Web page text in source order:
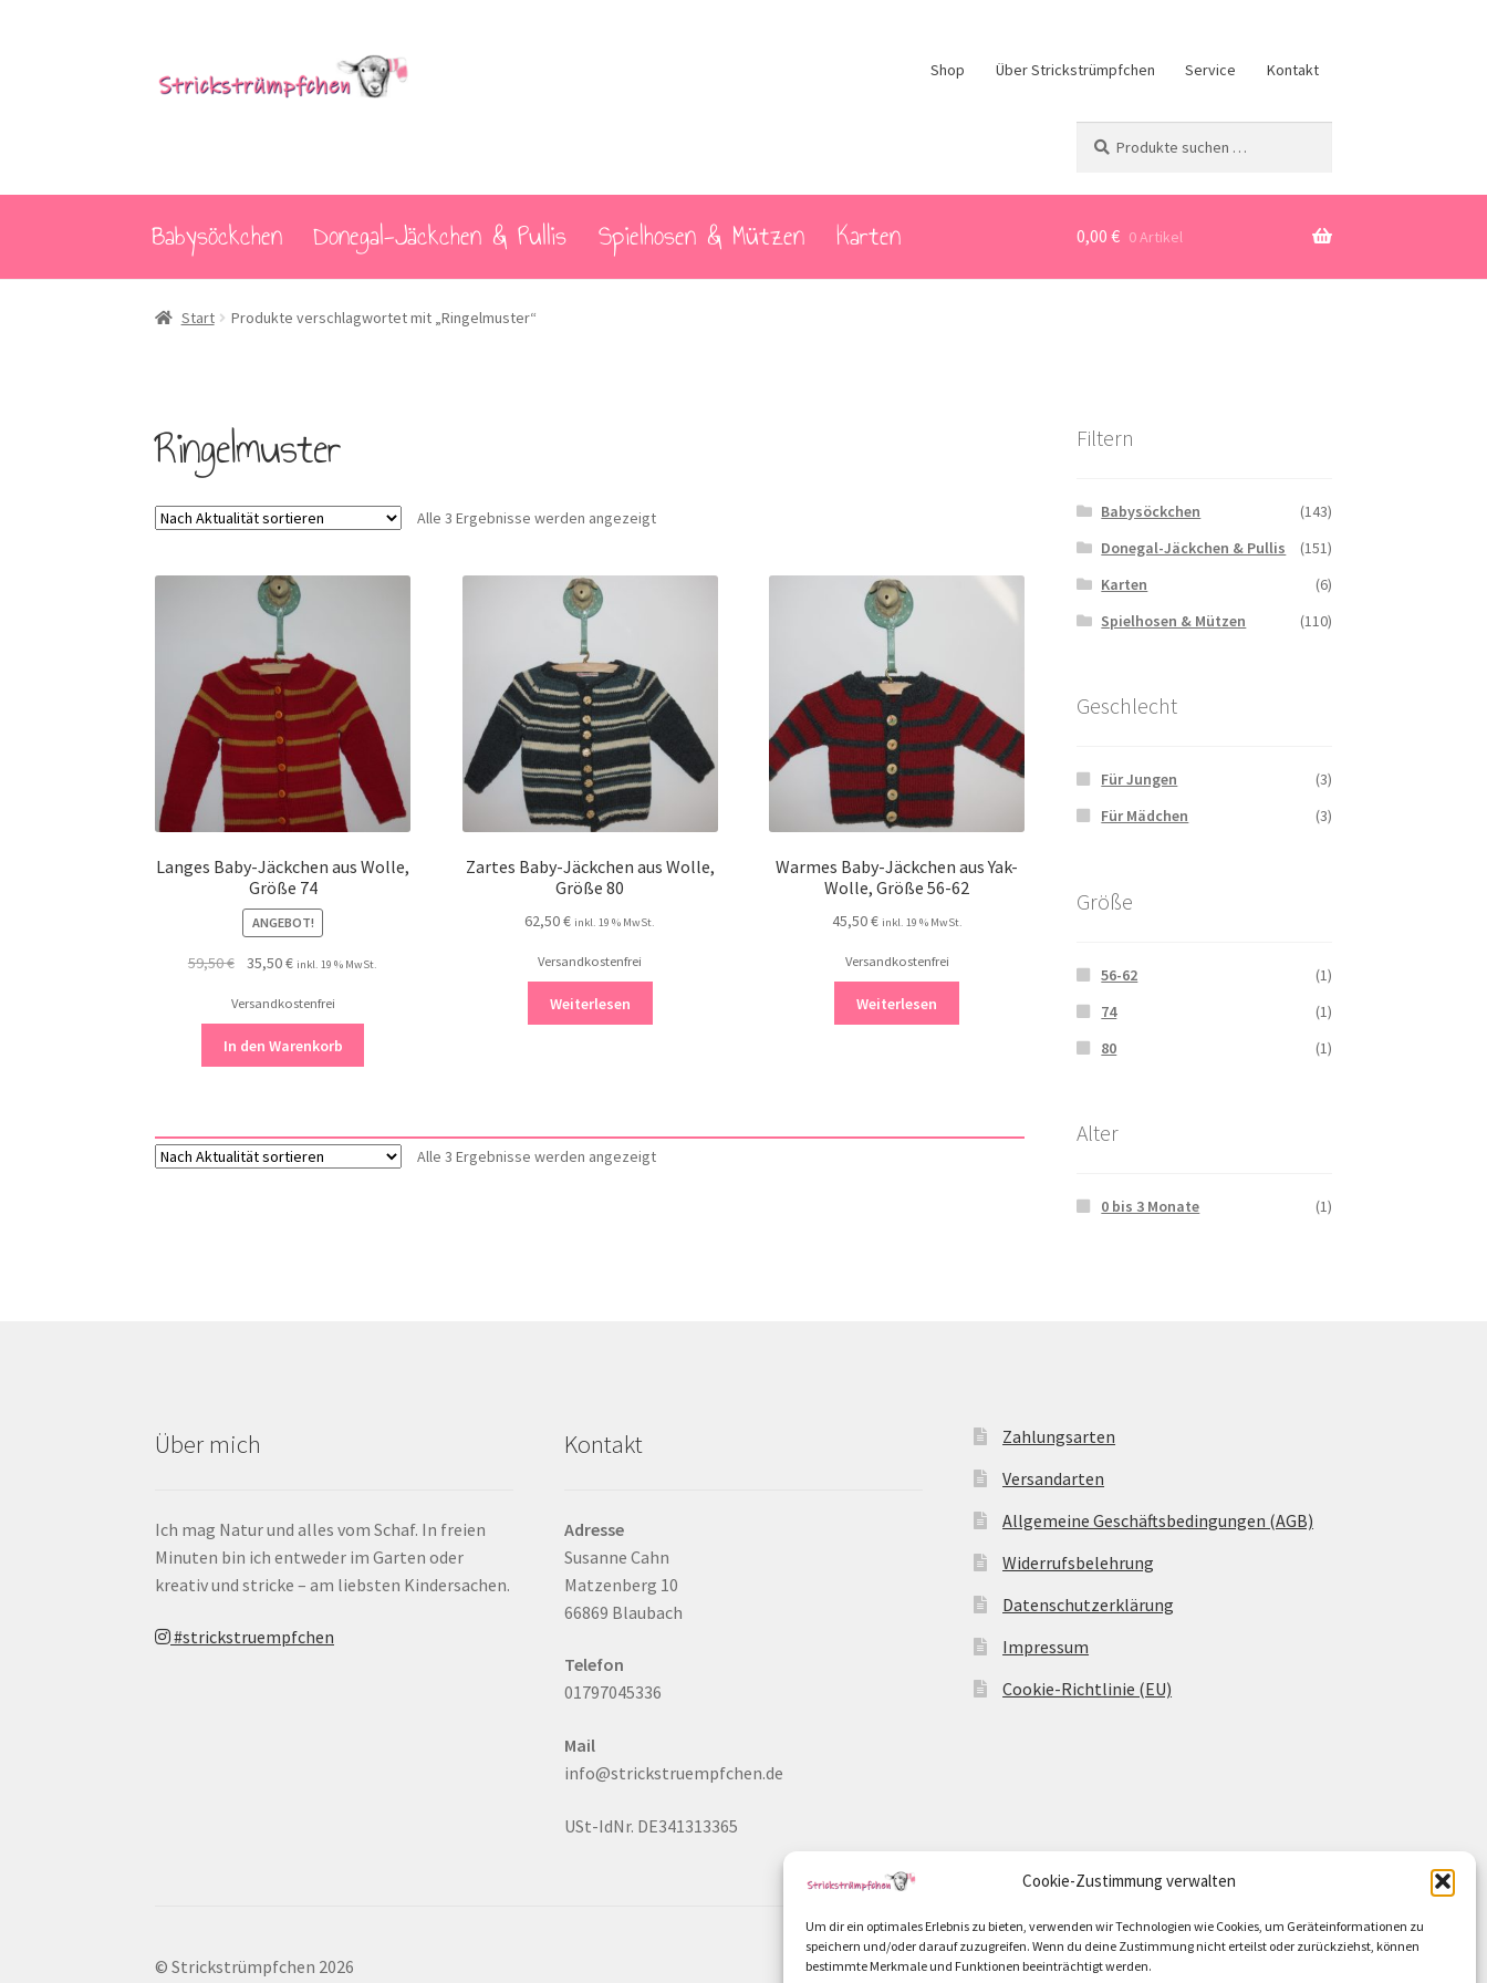
Cookie-Zustimmung verwalten
Um dir ein optimales Erlebnis zu bieten, verwenden wir Technologien wie Cookies, um Geräteinformationen zu
speichern und/oder darauf zuzugreifen. Wenn du deine Zustimmung nicht erteilst oder zurückziehst, können
bestimmte Merkmale und Funktionen beeinträchtigt werden.
Navigation
Inhalt
Shop Über Strickstrümpfchen Service Kontakt
nach:
Babysöckchen Donegal-Jäckchen & Pullis Spielhosen & Mützen Karten 0,00 € 0 Artikel
Start Produkte verschlagwortet mit „Ringelmuster“
Ringelmuster
Alle 3 Ergebnisse werden angezeigtNach
Langes Baby-Jäckchen aus Wolle,
Größe 74
ANGEBOT!
59,50€
Ursprünglicher
war:
35,50€Aktueller
ist:
inkl. 19 % MwSt.
Versandkostenfrei
In den Warenkorb
Zartes Baby-Jäckchen aus Wolle,
Größe 80
62,50€ inkl. 19 % MwSt.
Versandkostenfrei
Weiterlesen
Warmes Baby-Jäckchen aus Yak-
Wolle, Größe 56-62
45,50€ inkl. 19 % MwSt.
Versandkostenfrei
Weiterlesen
Alle 3 Ergebnisse werden angezeigtNach
Filtern
Babysöckchen
(143)
Donegal-Jäckchen & Pullis
(151)
Karten
(6)
Spielhosen & Mützen
(110)
Geschlecht
Für Jungen
(3)
Für Mädchen
(3)
Größe
56-62
(1)
74
(1)
80
(1)
Alter
0 bis 3 Monate (1)
Über mich
Ich mag Natur und alles vom Schaf. In freien
Minuten bin ich entweder im Garten oder
kreativ und stricke – am liebsten Kindersachen.
#strickstruempfchen
Kontakt
Adresse
Susanne Cahn
Matzenberg 10
66869 Blaubach
Telefon
01797045336
Mail
info@strickstruempfchen.de
USt-IdNr. DE341313365
Zahlungsarten
Versandarten
Allgemeine Geschäftsbedingungen (AGB)
Widerrufsbelehrung
Datenschutzerklärung
Impressum
Cookie-Richtlinie (EU)
© Strickstrümpfchen 2026